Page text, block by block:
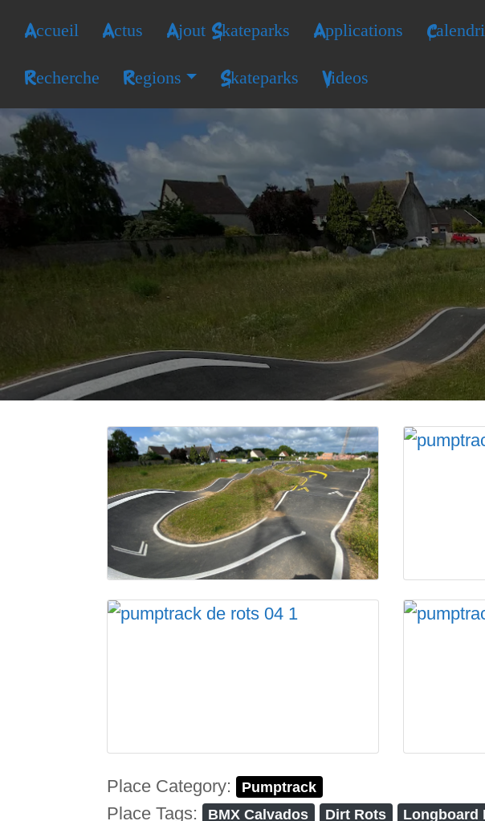
Accueil Actus Ajout Skateparks Applications
Recherche Regions Skateparks Videos
Place Category: Pumptrack
Place Tags: BMX Calvados Dirt Rots Longboard